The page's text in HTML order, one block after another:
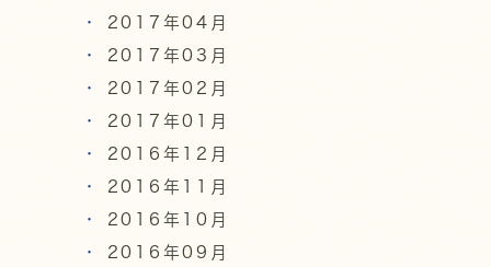
2017年04月
2017年03月
2017年02月
2017年01月
2016年12月
2016年11月
2016年10月
2016年09月